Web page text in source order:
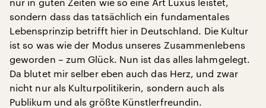
sondern dass das tatsächlich ein fundamentales
Lebensprinzip betrifft hier in Deutschland. Die Kultur
ist so was wie der Modus unseres Zusammenlebens
geworden – zum Glück. Nun ist das alles lahmgelegt.
Da blutet mir selber eben auch das Herz, und zwar
nicht nur als Kulturpolitikerin, sondern auch als
Publikum und als größte Künstlerfreundin.